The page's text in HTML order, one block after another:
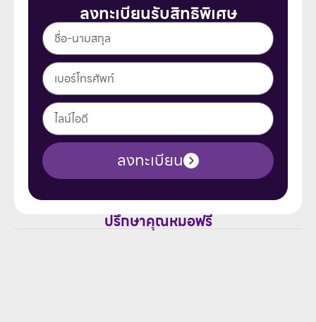
ลงทะเบียนรับสิทธิพิเศษ
ลงทะเบียน
ปรึกษาคุณหมอฟรี